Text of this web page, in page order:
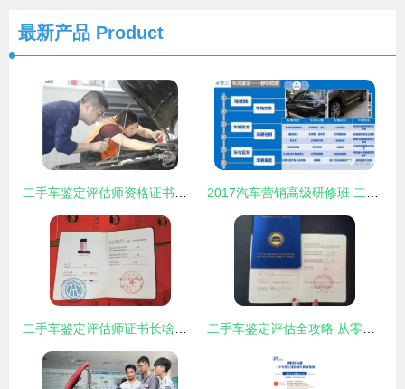
最新产品 Product